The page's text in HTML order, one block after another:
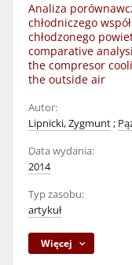
Analiza
chłodniczego
chłodzonego
comparative
the compresor
the outside air
Autor:
Lipnicki, Zygmunt;
Data wydania:
2014
Typ zasobu:
artykuł
Więcej